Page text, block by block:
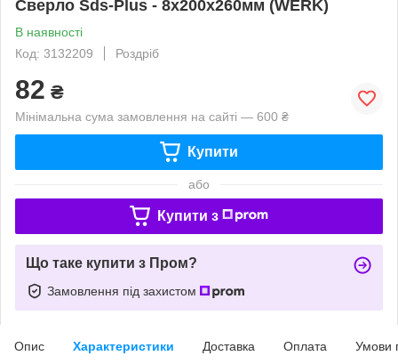
Сверло Sds-Plus - 8х200х260мм (WERK)
В наявності
Код: 3132209
Роздріб
82 ₴
Мінімальна сума замовлення на сайті — 600 ₴
Купити
або
Купити з
Що таке купити з Пром?
Замовлення під захистом
Опис Характеристики Доставка Оплата Умови